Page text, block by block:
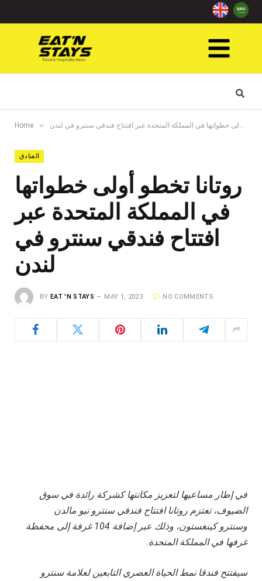
Home » روتانا تخطو أولى خطواتها في المملكة المتحدة عبر افتتاح فندقي سنترو في لندن
الفنادق
روتانا تخطو أولى خطواتها
في المملكة المتحدة عبر
افتتاح فندقي سنترو في
لندن
BY EAT 'N STAYS MAY 1, 2023 NO COMMENTS
في إطار مساعيها لتعزيز مكانتها كشركة رائدة في سوق
الضيوف، تعتزم روتانا افتتاح فندقي سنترو نيو مالدن
وسنترو
كينغستون، وذلك عبر إضافة 104 غرفة إلى محفظة
غرفها في المملكة المتحدة.
سيفتتح فندقا نمط الحياة العصري التابعين لعلامة سنترو